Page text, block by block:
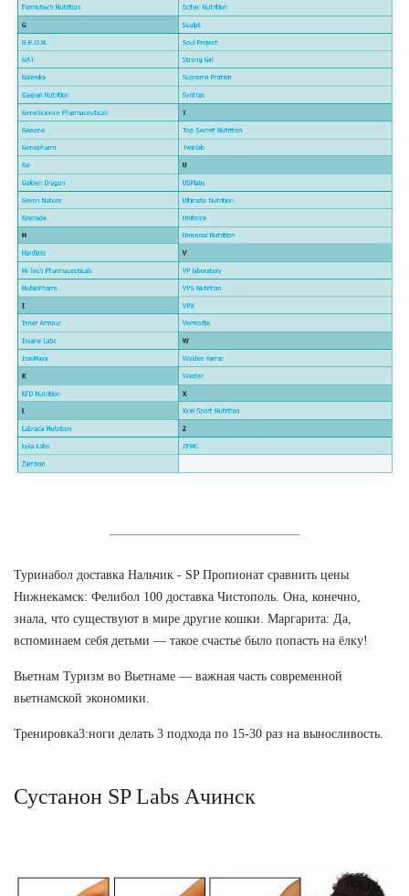
Туринабол доставка Нальчик - SP Пропионат сравнить цены
Нижнекамск: Фелибол 100 доставка Чистополь. Она, конечно,
знала, что существуют в мире другие кошки. Маргарита: Да,
вспоминаем себя детьми — такое счастье было попасть на ёлку!
Вьетнам Туризм во Вьетнаме — важная часть современной
вьетнамской экономики.
Тренировка3:ноги делать 3 подхода по 15-30 раз на выносливость.
Сустанон SP Labs Ачинск